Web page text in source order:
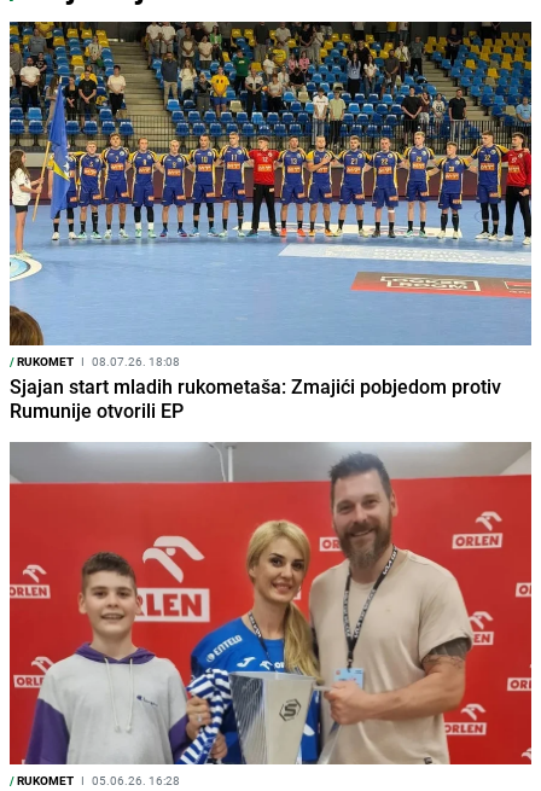
/RUKOMET I 08.07.26. 18:08
Sjajan start mladih rukometaša: Zmajići pobjedom protiv
Rumunije otvorili EP
/RUKOMET I 05.06.26. 16:28